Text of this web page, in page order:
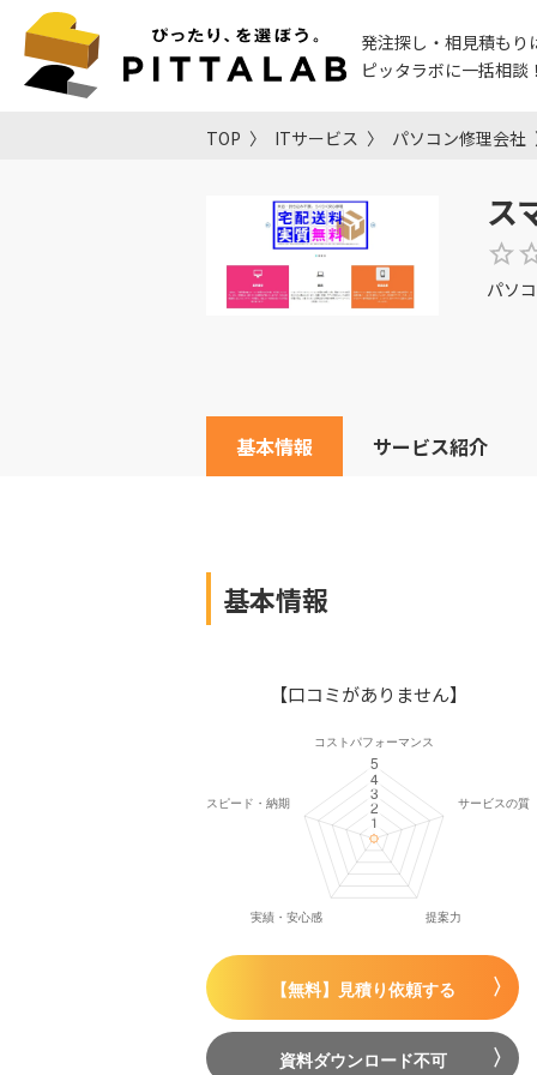
発注探し・相見積もり
ピッタラボに一括相談
TOP ITサービス パソコン修理会社
ス
パソ
基本情報 サービス紹介
基本情報
【口コミがありません】
【無料】見積り依頼する
資料ダウンロード不可